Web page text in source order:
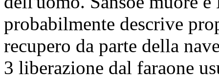
probabilmente descrive
recupero da parte della
3 liberazione dal faraone